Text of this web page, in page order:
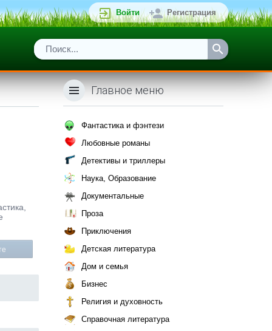
Войти Регистрация
Главное меню
Фантастика и фэнтези
Любовные романы
Детективы и триллеры
Наука, Образование
Документальные
Проза
Приключения
Детская литература
Дом и семья
Бизнес
Религия и духовность
Справочная литература